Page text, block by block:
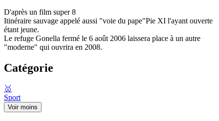
D'après un film super 8
Itinéraire sauvage appelé aussi "voie du pape"Pie XI l'ayant ouverte
étant jeune.
Le refuge Gonella fermé le 6 août 2006 laissera place à un autre
"moderne" qui ouvrira en 2008.
Catégorie
🥇
Sport
Voir moins